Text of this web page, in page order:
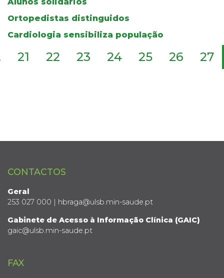
Ortopedistas distinguidos
Cardiologia sensibiliza população
21 22 23 24 25 26 27
CONTACTOS
Geral
253 027 000 | hbraga@ulsb.min-saude.pt
Gabinete de Acesso à Informação Clínica (GAIC)
gaic@ulsb.min-saude.pt
FAX